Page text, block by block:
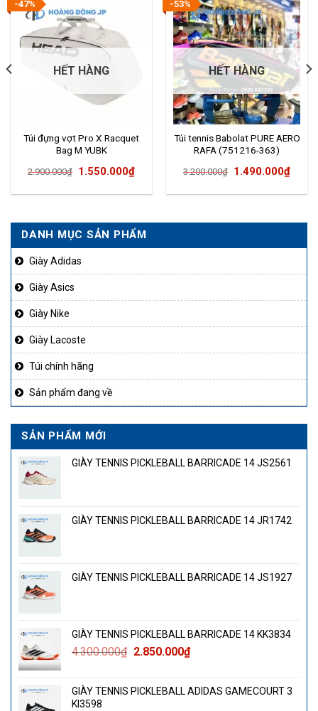
DANH MỤC SẢN PHẨM
Giày Adidas
Giày Asics
Giày Nike
Giày Lacoste
Túi chính hãng
Sản phẩm đang về
SẢN PHẨM MỚI
GIÀY TENNIS PICKLEBALL BARRICADE 14 JS2561
GIÀY TENNIS PICKLEBALL BARRICADE 14 JR1742
GIÀY TENNIS PICKLEBALL BARRICADE 14 JS1927
GIÀY TENNIS PICKLEBALL BARRICADE 14 KK3834
4.300.000₫ Giá
4.300.000₫.
2.850.000₫Giá
là:
GIÀY TENNIS PICKLEBALL ADIDAS GAMECOURT 3
KI3598
-47%
HẾT HÀNG
Túi đựng vợt Pro X Racquet
Bag M YUBK
2.900.000₫ Giá
2.900.000₫.
1.550.000₫Giá
là:
1.550.000₫.
-53%
HẾT HÀNG
Túi tennis Babolat PURE AERO
RAFA (751216-363)
3.200.000₫ Giá
3.200.000₫.
1.490.000₫Giá
là: